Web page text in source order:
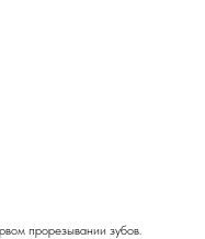
прорезывании зубов.